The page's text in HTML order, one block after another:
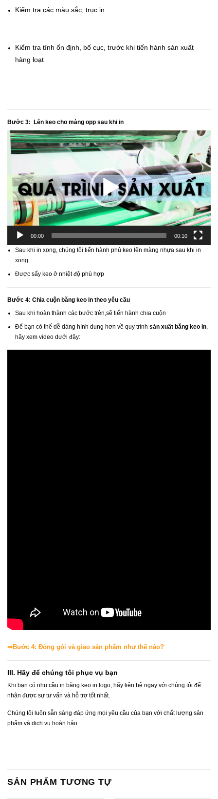
Kiểm tra các màu sắc, trục in
Kiểm tra tính ổn định, bố cục, trước khi tiến hành sản xuất
hàng loạt
Bước 3: Lên keo cho màng opp sau khi in
Trình
chơi
Video
00:00 00:10
Sau khi in xong, chúng tôi tiến hành phủ keo lên màng nhựa sau khi in
xong
Được sấy keo ở nhiệt độ phù hợp
Bước 4: Chia cuộn băng keo in theo yêu cầu
Sau khi hoàn thành các bước trên,sẽ tiến hành chia cuộn
Để bạn có thể dễ dàng hình dung hơn về quy trình sản xuất băng keo in,
hãy xem video dưới đây:
⇒Bước 4: Đóng gói và giao sản phẩm như thế nào?
III. Hãy để chúng tôi phục vụ bạn
Khi bạn có nhu cầu in băng keo in logo, hãy liên hệ ngay với chúng tôi để
nhận được sự tư vấn và hỗ trợ tốt nhất.
Chúng tôi luôn sẵn sàng đáp ứng mọi yêu cầu của bạn với chất lượng sản
phẩm và dịch vụ hoàn hảo.
SẢN PHẨM TƯƠNG TỰ